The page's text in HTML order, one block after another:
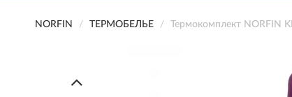
NORFIN ТЕРМОБЕЛЬЕ Термокомплект NORFIN